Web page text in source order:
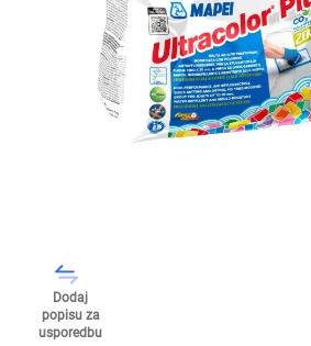
Dodaj
popisu za
usporedbu